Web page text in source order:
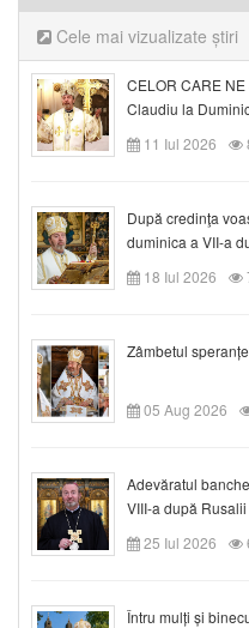
Cele mai vizualizate știri
CELOR CARE
Claudiu la
11 Iul 2026
După credinţa
duminica a VII-a
18 Iul 2026
Zâmbetul
05 Aug 2026
Adevăratul
VIII-a după Rusalii
25 Iul 2026
Întru mulți și